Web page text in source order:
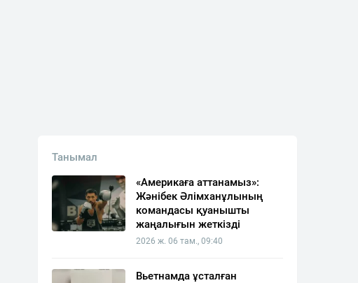
Танымал
«Америкаға аттанамыз»:
Жәнібек Әлімханұлының
командасы қуанышты
жаңалығын жеткізді
2026 ж. 06 там., 09:40
Вьетнамда ұсталған